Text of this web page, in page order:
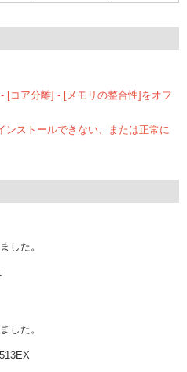
[コア分離] - [メモリの整合性]をオフ
ンストールできない、または正常に
した。
した。